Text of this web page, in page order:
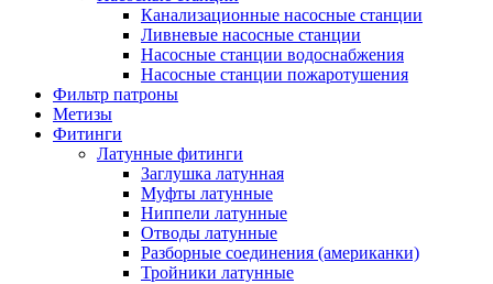
Канализационные насосные станции
Ливневые насосные станции
Насосные станции водоснабжения
Насосные станции пожаротушения
Фильтр патроны
Метизы
Фитинги
Латунные фитинги
Заглушка латунная
Муфты латунные
Ниппели латунные
Отводы латунные
Разборные соединения (американки)
Тройники латунные